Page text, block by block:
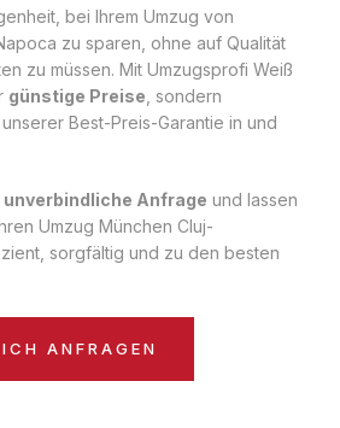
bei Ihrem Umzug von
zu sparen, ohne auf Qualität
zu müssen. Mit Umzugsprofi Weiß
günstige Preise , sondern
Best-Preis-Garantie in und
unverbindliche Anfrage und lassen
Umzug München Cluj-
sorgfältig und zu den besten
ANFRAGEN